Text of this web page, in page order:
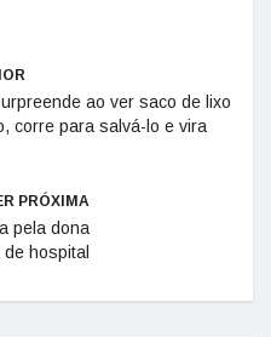
ao ver saco de lixo
corre para salvá-lo e vira
PRÓXIMA
pela dona
hospital